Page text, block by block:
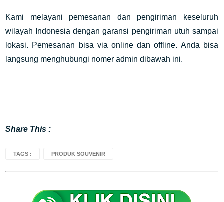
Kami melayani pemesanan dan pengiriman keseluruh
wilayah Indonesia dengan garansi pengiriman utuh sampai
lokasi. Pemesanan bisa via online dan offline. Anda bisa
langsung menghubungi nomer admin dibawah ini.
Share This :
TAGS : PRODUK SOUVENIR